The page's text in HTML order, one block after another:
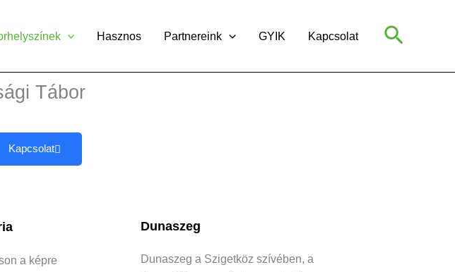
Hasznos Partnereink GYIK Kapcsolat Search
Tábor
Kapcsolat
a képre
Dunaszeg
Dunaszeg a Szigetköz szívében, a